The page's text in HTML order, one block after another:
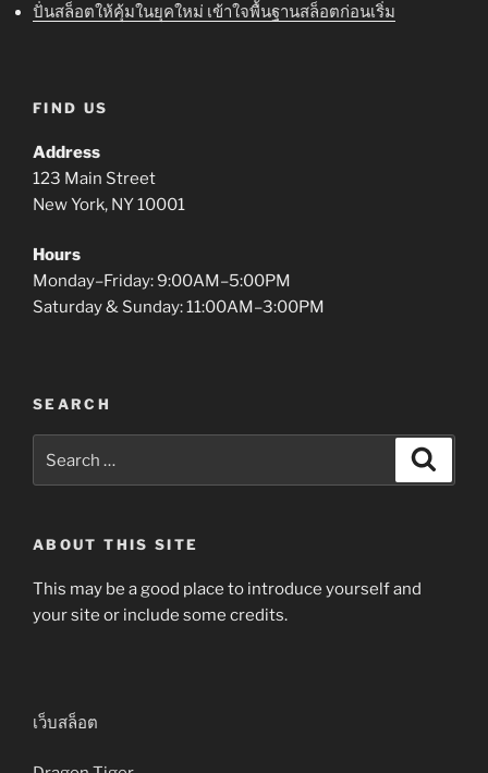
ปั่นสล็อตให้คุ้มในยุคใหม่ เข้าใจพื้นฐานสล็อตก่อนเริ่ม
FIND US
Address
123 Main Street
New York, NY 10001
Hours
Monday–Friday: 9:00AM–5:00PM
Saturday & Sunday: 11:00AM–3:00PM
SEARCH
for:
ABOUT THIS SITE
This may be a good place to introduce yourself and
your site or include some credits.
เว็บสล็อต